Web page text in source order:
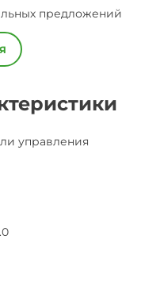
предложений
управления